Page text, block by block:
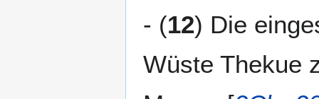
- (12) Die
Wüste Thekue